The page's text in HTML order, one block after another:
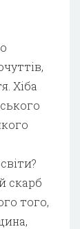
Хіба
скарб
того,